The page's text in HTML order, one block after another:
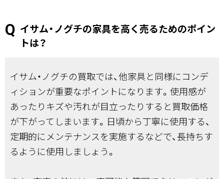
イサム・ノグチの家具を高く売るためのポイン
トは？
イサム・ノグチの買取では、他家具と同様にコンデ
ィションが重要なポイントになります。使用感が
あったりキズや汚れが目立ったりすると買取価格
が下がってしまいます。日頃から丁寧に使用する、
定期的にメンテナンスを実施するなどで、長持ちす
るように使用しましょう。